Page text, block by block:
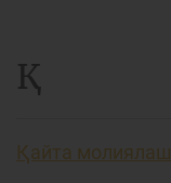
Қ
Қайта молиялаш